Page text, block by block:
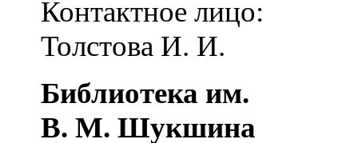
Контактное лицо:
Толстова И. И.
Библиотека им.
В. М. Шукшина